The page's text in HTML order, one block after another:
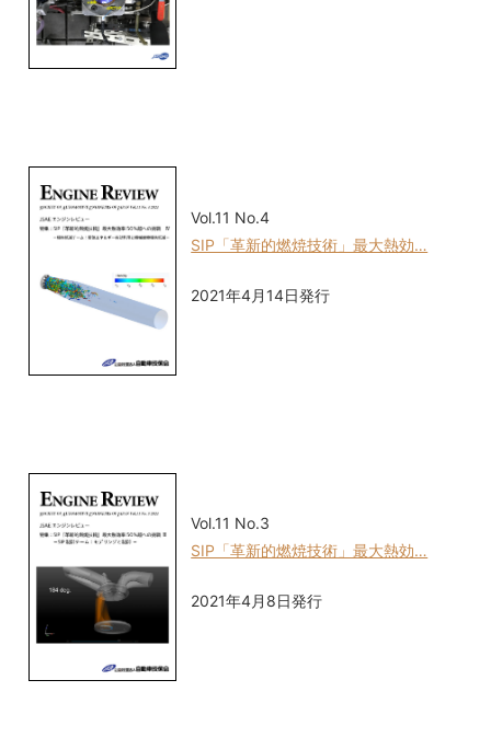
Vol.11 No.4
SIP「革新的燃焼技術」最大熱効…
2021年4月14日発行
Vol.11 No.3
SIP「革新的燃焼技術」最大熱効…
2021年4月8日発行